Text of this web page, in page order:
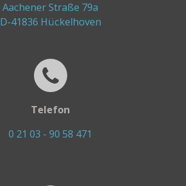
Aachener Straße 79a
D-41836 Hückelhoven
Telefon
0 21 03 - 90 58 471